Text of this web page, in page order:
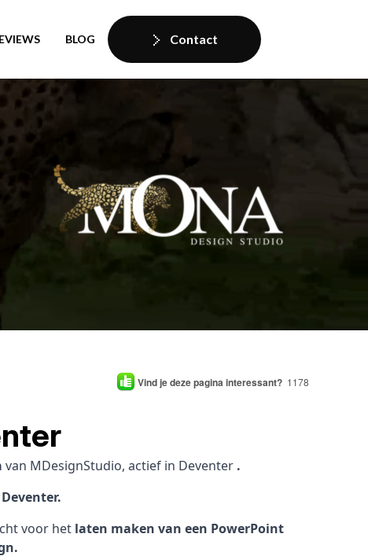
BLOG Contact
Vind je deze pagina interessant? 1178
van MDesignStudio, actief in Deventer .
voor het laten maken van een PowerPoint